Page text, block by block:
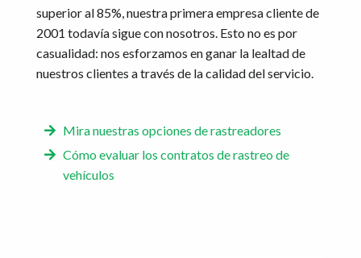
superior al 85%, nuestra primera empresa cliente de
2001 todavía sigue con nosotros. Esto no es por
casualidad: nos esforzamos en ganar la lealtad de
nuestros clientes a través de la calidad del servicio.
Mira nuestras opciones de rastreadores
Cómo evaluar los contratos de rastreo de
vehículos